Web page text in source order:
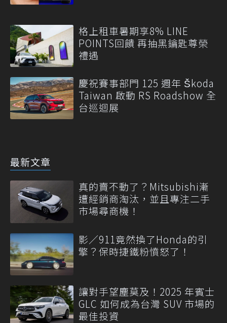
格上租車暑期享8% LINE
POINTS回饋 再抽黑鑰匙尊榮
禮遇
慶祝賽事部門 125 週年 Škoda
Taiwan 啟動 RS Roadshow 全
台巡迴展
最新文章
真的賣不動了？Mitsubishi漸
遭經銷商淘汰，並且專注二手
市場尋商機！
影／911竟然換了Honda的引
擎？保時捷鐵粉憤怒了！
讓對手望塵莫及！2025 年賓士
GLC 如何成為台灣 SUV 市場的
最佳投資